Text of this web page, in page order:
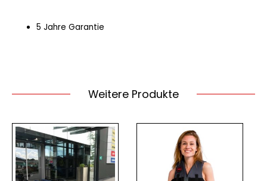
5 Jahre Garantie
Weitere Produkte
Dieses
Produkt
weist
mehrere